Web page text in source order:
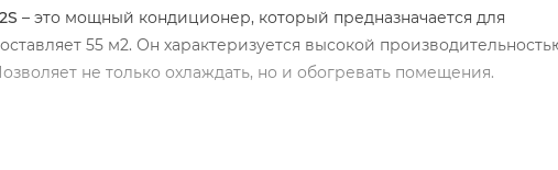
– это мощный кондиционер, который предназначается для
55 м2. Он характеризуется высокой
не только охлаждать, но и обогревать помещения.